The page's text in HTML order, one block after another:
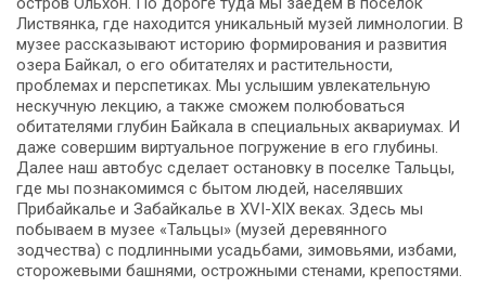
Листвянка, где находится уникальный музей лимнологии. В
музее рассказывают историю формирования и развития
озера Байкал, о его обитателях и растительности,
проблемах и перспетиках. Мы услышим увлекательную
нескучную лекцию, а также сможем полюбоваться
обитателями глубин Байкала в специальных аквариумах. И
даже совершим виртуальное погружение в его глубины.
Далее наш автобус сделает остановку в поселке Тальцы,
где мы познакомимся с бытом людей, населявших
Прибайкалье и Забайкалье в XVI-XIX веках. Здесь мы
побываем в музее «Тальцы» (музей деревянного
зодчества) с подлинными усадьбами, зимовьями, избами,
сторожевыми башнями, острожными стенами, крепостями.